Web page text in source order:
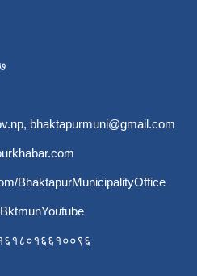
, bhaktapurmuni@gmail.com
BhaktapurMunicipalityOffice
१६१८०१६६१००९६